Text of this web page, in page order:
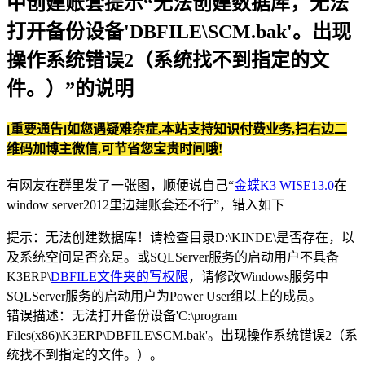
打开备份设备'DBFILE\SCM.bak'。出现
操作系统错误2（系统找不到指定的文
件。）”的说明
[重要通告]如您遇疑难杂症,本站支持知识付费业务,扫右边二
维码加博主微信,可节省您宝贵时间哦!
有网友在群里发了一张图，顺便说自己“金蝶K3 WISE13.0在
window server2012里边建账套还不行”，错入如下
提示：无法创建数据库！请检查目录D:\KINDE\是否存在，以
及系统空间是否充足。或SQLServer服务的启动用户不具备
K3ERP\DBFILE文件夹的写权限，请修改Windows服务中
SQLServer服务的启动用户为Power User组以上的成员。
错误描述：无法打开备份设备'C:\program
Files(x86)\K3ERP\DBFILE\SCM.bak'。出现操作系统错误2（系
统找不到指定的文件。）。